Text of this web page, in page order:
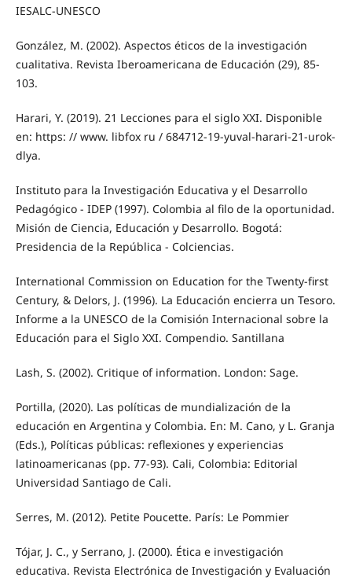
IESALC-UNESCO
González, M. (2002). Aspectos éticos de la investigación
cualitativa. Revista Iberoamericana de Educación (29), 85-
103.
Harari, Y. (2019). 21 Lecciones para el siglo XXI. Disponible
en: https: // www. libfox ru / 684712-19-yuval-harari-21-urok-
dlya.
Instituto para la Investigación Educativa y el Desarrollo
Pedagógico - IDEP (1997). Colombia al filo de la oportunidad.
Misión de Ciencia, Educación y Desarrollo. Bogotá:
Presidencia de la República - Colciencias.
International Commission on Education for the Twenty-first
Century, & Delors, J. (1996). La Educación encierra un Tesoro.
Informe a la UNESCO de la Comisión Internacional sobre la
Educación para el Siglo XXI. Compendio. Santillana
Lash, S. (2002). Critique of information. London: Sage.
Portilla, (2020). Las políticas de mundialización de la
educación en Argentina y Colombia. En: M. Cano, y L. Granja
(Eds.), Políticas públicas: reflexiones y experiencias
latinoamericanas (pp. 77-93). Cali, Colombia: Editorial
Universidad Santiago de Cali.
Serres, M. (2012). Petite Poucette. París: Le Pommier
Tójar, J. C., y Serrano, J. (2000). Ética e investigación
educativa. Revista Electrónica de Investigación y Evaluación